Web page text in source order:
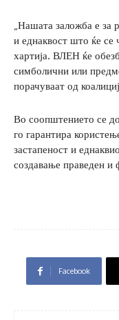
„Нашата заложба е за
и еднаквост што ќе се
хартија. ВЛЕН ќе
симболични или
порачуваат од
Во соопштението се
го гарантира
застапеност и
создавање праведен и
Facebook